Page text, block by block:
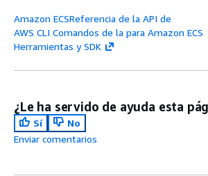
Amazon ECSReferencia de la API de
AWS CLI Comandos de la para Amazon ECS
Herramientas y SDK
¿Le ha servido de ayuda esta
Sí
No
Enviar comentarios